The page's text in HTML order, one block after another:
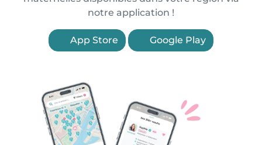
notre application !
App Store Google Play